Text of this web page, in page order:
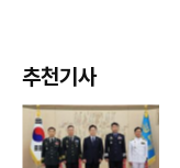
추천기사